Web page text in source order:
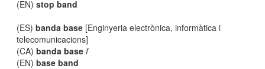
(EN)stop band
(ES)banda base [Enginyeria electrònica, informàtica i
telecomunicacions]
(CA)banda base f
(EN)base band